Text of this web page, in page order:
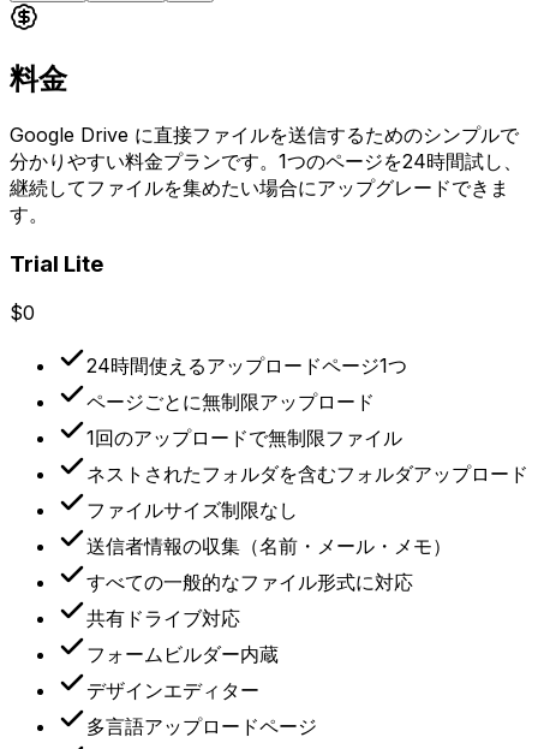
料金
Google Drive に直接ファイルを送信するためのシンプルで
分かりやすい料金プランです。1つのページを24時間試し、
継続してファイルを集めたい場合にアップグレードできま
す。
Trial Lite
$0
24時間使えるアップロードページ1つ
ページごとに無制限アップロード
1回のアップロードで無制限ファイル
ネストされたフォルダを含むフォルダアップロード
ファイルサイズ制限なし
送信者情報の収集（名前・メール・メモ）
すべての一般的なファイル形式に対応
共有ドライブ対応
フォームビルダー内蔵
デザインエディター
多言語アップロードページ